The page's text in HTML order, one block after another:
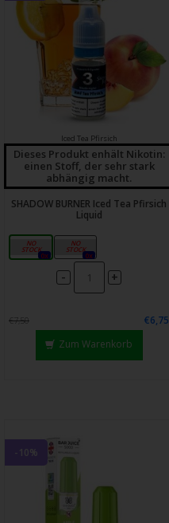
Iced Tea Pfirsich
Dieses Produkt enhält Nikotin:
einen Stoff, der sehr stark
abhängig macht.
SHADOW BURNER Iced Tea Pfirsich
Liquid
3mg
0x
6mg
0x
- +
€7,50
€6,75
Zum Warenkorb
-10%